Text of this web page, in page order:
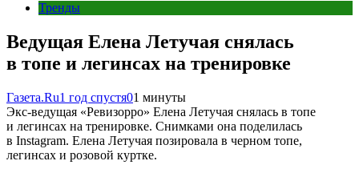
Тренды
Ведущая Елена Летучая снялась
в топе и легинсах на тренировке
Газета.Ru1 год спустя01 минуты
Экс-ведущая «Ревизорро» Елена Летучая снялась в топе
и легинсах на тренировке. Снимками она поделилась
в Instagram. Елена Летучая позировала в черном топе,
легинсах и розовой куртке.